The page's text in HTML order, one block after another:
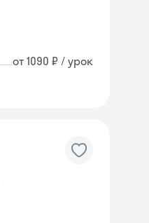
от 1090 ₽ / урок